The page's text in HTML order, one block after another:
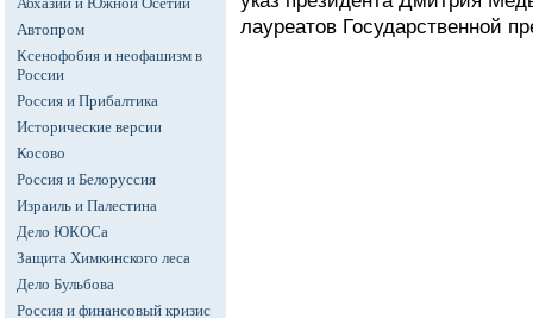
Автопром
Ксенофобия и неофашизм в
России
Россия и Прибалтика
Исторические версии
Косово
Россия и Белоруссия
Израиль и Палестина
Дело ЮКОСа
Защита Химкинского леса
Дело Бульбова
Россия и финансовый кризис
лауреатов Государственной